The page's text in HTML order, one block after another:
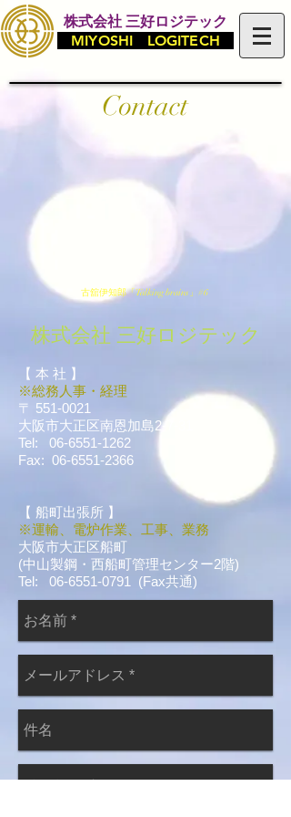
株式会社 三好ロジテック
MIYOSHI LOGITECH
Contact
古舘伊知郎「Talking brains」#6
株式会社 三好ロジテック
【 本 社 】
※総務 人事・経理
〒 551-0021
大阪市大正区南恩加島2-7-31
Tel: 06-6551-1262
Fax: 06-6551-2366
【 船町出張所 】
※運輸 、電炉作業、 工事、 業務
大阪市大正区船町
(中山製鋼・西船町管理センター2階)
Tel: 06-6551-0791 (Fax共通)